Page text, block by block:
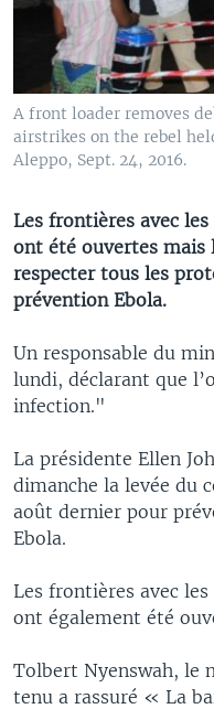
A front loader removes
airstrikes on the rebel
Aleppo, Sept. 24, 2016.
Les frontières avec
ont été ouvertes mais
respecter tous les
prévention Ebola.
Un responsable du
lundi, déclarant que
infection."
La présidente Ellen
dimanche la levée du
août dernier pour
Ebola.
Les frontières avec
ont également été
Tolbert Nyenswah, le
tenu a rassuré « La